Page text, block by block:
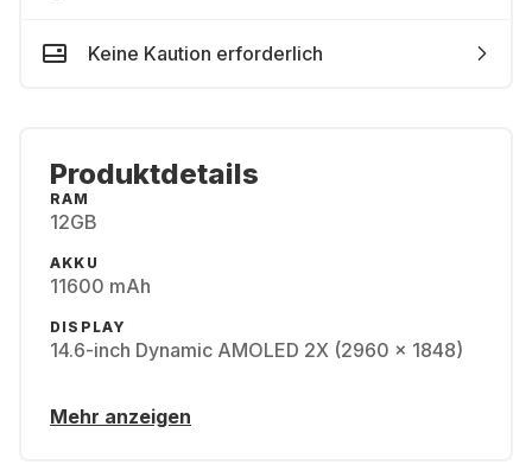
Keine Kaution erforderlich
Produktdetails
RAM
12GB
AKKU
11600 mAh
DISPLAY
14.6-inch Dynamic AMOLED 2X (2960 x 1848)
Mehr anzeigen